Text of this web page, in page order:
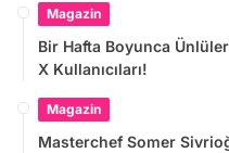
Magazin
Bir Hafta Boyunca
X Kullanıcıları!
Magazin
Masterchef Somer